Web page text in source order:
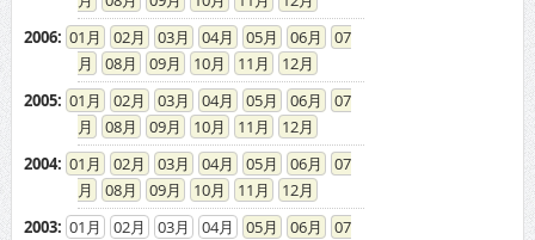
2006: 01 02 03 04 05 06
07
08
09 10 11
12
2005: 01 02 03 04 05 06
07
08
09 10 11
12
2004: 01 02 03 04 05 06
07
08
09 10 11
12
2003: 01 02 03 04 05 06
07